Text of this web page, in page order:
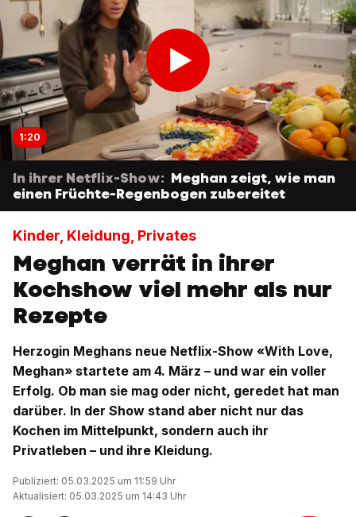
1:20
In ihrer Netflix-Show: Meghan zeigt, wie man
einen Früchte-Regenbogen zubereitet
Kinder, Kleidung, Privates
Meghan verrät in ihrer
Kochshow viel mehr als nur
Rezepte
Herzogin Meghans neue Netflix-Show «With Love,
Meghan» startete am 4. März – und war ein voller
Erfolg. Ob man sie mag oder nicht, geredet hat man
darüber. In der Show stand aber nicht nur das
Kochen im Mittelpunkt, sondern auch ihr
Privatleben – und ihre Kleidung.
Publiziert: 05.03.2025 um 11:59 Uhr
Aktualisiert: 05.03.2025 um 14:43 Uhr